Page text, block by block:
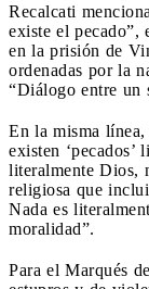
Recalcati
existe el pecado”,
en la prisión de
ordenadas por la
“Diálogo entre un
En la misma
existen
literalmente Dios,
religiosa que
Nada es
moralidad”.
Para el Marqués